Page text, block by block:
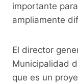
importante
ampliamente
El director
Municipalidad
que es un